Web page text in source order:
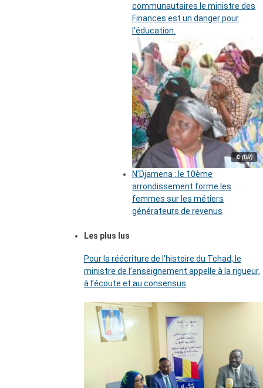
communautaires le ministre des
Finances est un danger pour
l’éducation.
© (DR)
N’Djamena : le 10ème
arrondissement forme les
femmes sur les métiers
générateurs de revenus
Les plus lus
Pour la réécriture de l’histoire du Tchad, le
ministre de l’enseignement appelle à la rigueur,
à l’écoute et au consensus